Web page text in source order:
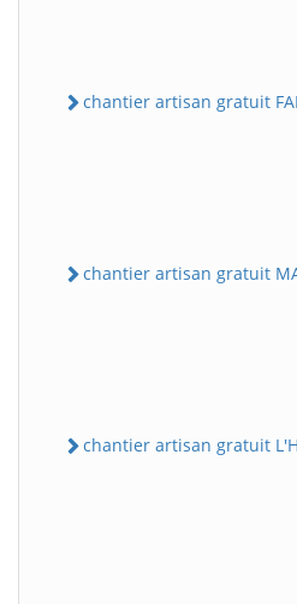
chantier artisan gratuit
chantier artisan gratuit
chantier artisan gratuit